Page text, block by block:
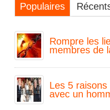
Populaires
Rompre les
membres de
Les 5
avec un